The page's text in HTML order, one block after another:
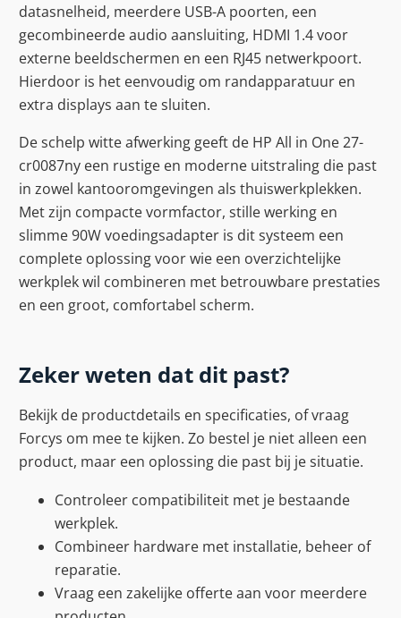
datasnelheid, meerdere USB-A poorten, een
gecombineerde audio aansluiting, HDMI 1.4 voor
externe beeldschermen en een RJ45 netwerkpoort.
Hierdoor is het eenvoudig om randapparatuur en
extra displays aan te sluiten.
De schelp witte afwerking geeft de HP All in One 27-
cr0087ny een rustige en moderne uitstraling die past
in zowel kantooromgevingen als thuiswerkplekken.
Met zijn compacte vormfactor, stille werking en
slimme 90W voedingsadapter is dit systeem een
complete oplossing voor wie een overzichtelijke
werkplek wil combineren met betrouwbare prestaties
en een groot, comfortabel scherm.
Zeker weten dat dit past?
Bekijk de productdetails en specificaties, of vraag
Forcys om mee te kijken. Zo bestel je niet alleen een
product, maar een oplossing die past bij je situatie.
Controleer compatibiliteit met je bestaande
werkplek.
Combineer hardware met installatie, beheer of
reparatie.
Vraag een zakelijke offerte aan voor meerdere